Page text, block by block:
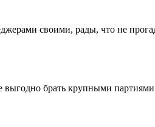
своими, рады, что не
выгодно брать крупными